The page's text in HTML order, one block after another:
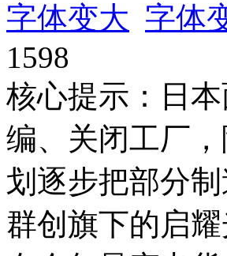
字体变大 字体
1598
核心提示：日
编、关闭工厂
划逐步把部分
群创旗下的启